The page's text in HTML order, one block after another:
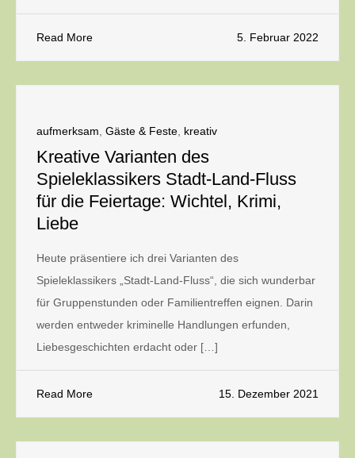
Read More 5. Februar 2022
aufmerksam Gäste & Feste kreativ
Kreative Varianten des
Spieleklassikers Stadt-Land-Fluss
für die Feiertage: Wichtel, Krimi,
Liebe
Heute präsentiere ich drei Varianten des
Spieleklassikers „Stadt-Land-Fluss“, die sich wunderbar
für Gruppenstunden oder Familientreffen eignen. Darin
werden entweder kriminelle Handlungen erfunden,
Liebesgeschichten erdacht oder […]
Read More 15. Dezember 2021